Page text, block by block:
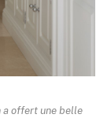
a offert une belle